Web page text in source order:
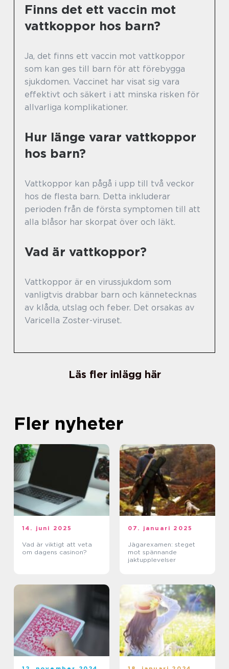
Finns det ett vaccin mot
vattkoppor hos barn?
Ja, det finns ett vaccin mot vattkoppor
som kan ges till barn för att förebygga
sjukdomen. Vaccinet har visat sig vara
effektivt och säkert i att minska risken för
allvarliga komplikationer.
Hur länge varar vattkoppor
hos barn?
Vattkoppor kan pågå i upp till två veckor
hos de flesta barn. Detta inkluderar
perioden från de första symptomen till att
alla blåsor har skorpat över och läkt.
Vad är vattkoppor?
Vattkoppor är en virussjukdom som
vanligtvis drabbar barn och kännetecknas
av klåda, utslag och feber. Det orsakas av
Varicella Zoster-viruset.
Läs fler inlägg här
Fler nyheter
14. juni 2025
Vad är viktigt att veta
om dagens casinon?
07. januari 2025
Jägarexamen: steget
mot spännande
jaktupplevelser